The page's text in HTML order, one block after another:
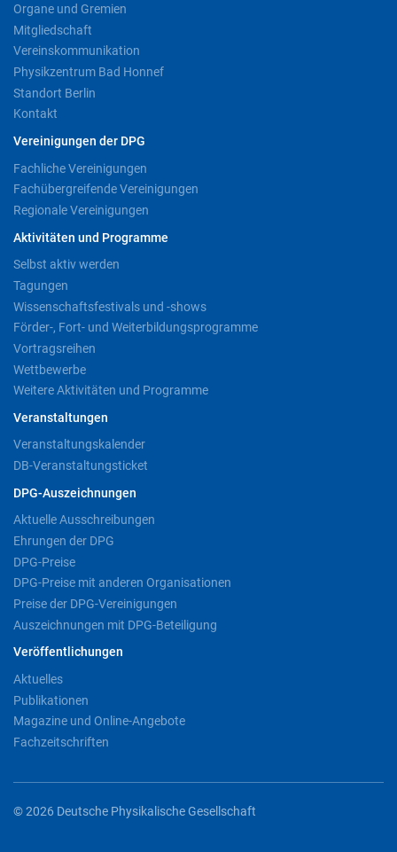
Organe und Gremien
Mitgliedschaft
Vereinskommunikation
Physikzentrum Bad Honnef
Standort Berlin
Kontakt
Vereinigungen der DPG
Fachliche Vereinigungen
Fachübergreifende Vereinigungen
Regionale Vereinigungen
Aktivitäten und Programme
Selbst aktiv werden
Tagungen
Wissenschaftsfestivals und -shows
Förder-, Fort- und Weiterbildungsprogramme
Vortragsreihen
Wettbewerbe
Weitere Aktivitäten und Programme
Veranstaltungen
Veranstaltungskalender
DB-Veranstaltungsticket
DPG-Auszeichnungen
Aktuelle Ausschreibungen
Ehrungen der DPG
DPG-Preise
DPG-Preise mit anderen Organisationen
Preise der DPG-Vereinigungen
Auszeichnungen mit DPG-Beteiligung
Veröffentlichungen
Aktuelles
Publikationen
Magazine und Online-Angebote
Fachzeitschriften
© 2026 Deutsche Physikalische Gesellschaft